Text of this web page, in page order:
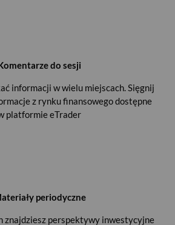
do sesji
informacji w wielu miejscach. Sięgnij
z rynku finansowego dostępne
platformie eTrader
periodyczne
znajdziesz perspektywy inwestycyjne